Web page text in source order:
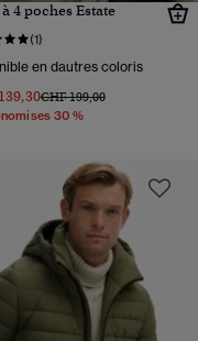
4 poches Estate
(1)
en dautres coloris
Prix réduit de
CHF 199,00à
30 %